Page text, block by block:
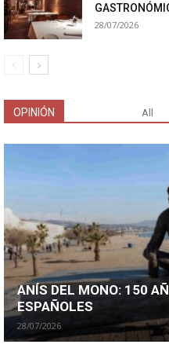
28/07/2026
OPINIÓN All
ANÍS DEL MONO: 150
ESPAÑOLES
28/07/2026